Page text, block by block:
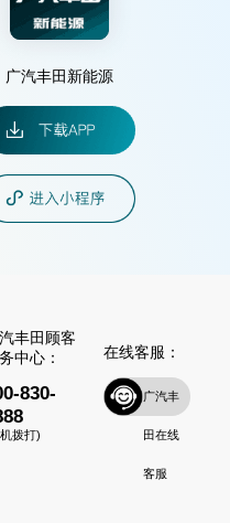
广汽丰田新能源
丰田顾客
中心：
830-
拨打)
在线客服：
广汽丰
田在线
客服